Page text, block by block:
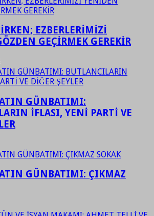
EZBERLERİMİZİ
GEÇİRMEK GEREKİR
GÜNBATIMI:
İFLASI, YENİ PARTİ VE
GÜNBATIMI: ÇIKMAZ